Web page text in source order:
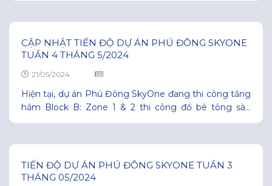
hàng nhờ tiến độ thi công đảm bảo. Đến thời
CẬP NHẬT TIẾN ĐỘ DỰ ÁN PHÚ ĐÔNG SKYONE
TUẦN 4 THÁNG 5/2024
21/05/2024
Hiện tại, dự án Phú Đông SkyOne đang thi công tầng
hầm Block B: Zone 1 & 2 thi công đổ bê tông sàn
chức hoạt động tham quan căn hộ mẫu Phú
TIẾN ĐỘ DỰ ÁN PHÚ ĐÔNG SKYONE TUẦN 3
THÁNG 05/2024